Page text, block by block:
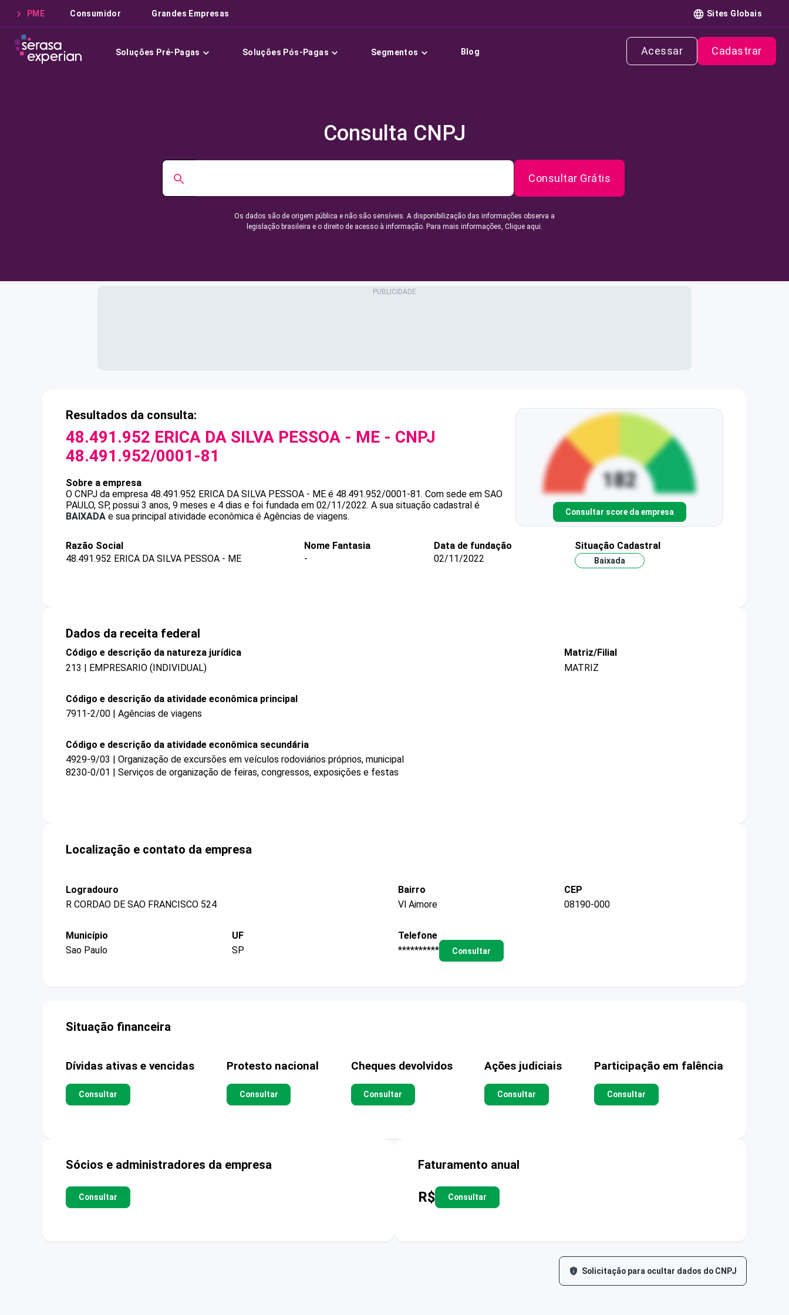
PME Consumidor Grandes Empresas Sites Globais
Soluções Pré-Pagas Soluções Pós-Pagas Segmentos Blog Acessar Cadastrar
Consulta CNPJ
Consultar Grátis
Os dados são de origem pública e não são sensíveis. A disponibilização das informações observa a
legislação brasileira e o direito de acesso à informação. Para mais informações, Clique aqui.
Resultados da consulta:
48.491.952 ERICA DA SILVA PESSOA - ME - CNPJ
48.491.952/0001-81
Sobre a empresa
O CNPJ da empresa 48.491.952 ERICA DA SILVA PESSOA - ME é 48.491.952/0001-81. Com sede em SAO
PAULO, SP, possui 3 anos, 9 meses e 4 dias e foi fundada em 02/11/2022. A sua situação cadastral é
BAIXADA e sua principal atividade econômica é Agências de viagens. Consultar score da empresa
Razão Social
48.491.952 ERICA DA SILVA PESSOA - ME
Nome Fantasia
-
Data de fundação
02/11/2022
Situação Cadastral
Baixada
Dados da receita federal
Código e descrição da natureza jurídica
213 | EMPRESARIO (INDIVIDUAL)
Matriz/Filial
MATRIZ
Código e descrição da atividade econômica principal
7911-2/00 | Agências de viagens
Código e descrição da atividade econômica secundária
4929-9/03 | Organização de excursões em veículos rodoviários próprios, municipal
8230-0/01 | Serviços de organização de feiras, congressos, exposições e festas
Localização e contato da empresa
Logradouro
R CORDAO DE SAO FRANCISCO 524
Bairro
Vl Aimore
CEP
08190-000
Município
Sao Paulo
UF
SP
Telefone
**********
Consultar
Situação financeira
Dívidas ativas e vencidas
Consultar
Protesto nacional
Consultar
Cheques devolvidos
Consultar
Ações judiciais
Consultar
Participação em falência
Consultar
Sócios e administradores da empresa
Consultar
Faturamento anual
R$ Consultar
Solicitação para ocultar dados do CNPJ